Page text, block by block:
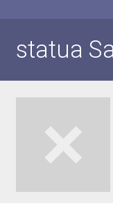
statua